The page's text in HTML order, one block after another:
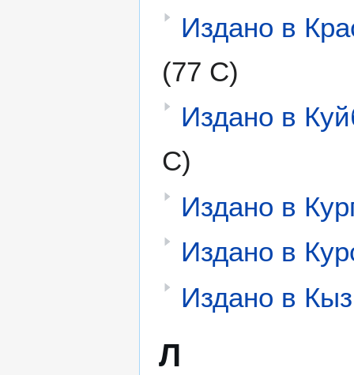
Издано в
(77 С)
Издано в
С)
Издано в
Издано в
Издано в
Л